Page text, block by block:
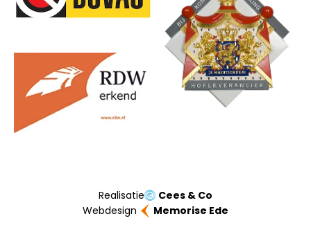
Realisatie
Cees & Co
Webdesign
Memorise Ede